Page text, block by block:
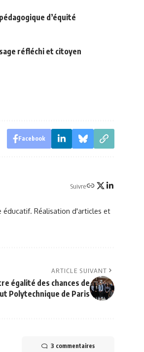
d’équité
réfléchi et citoyen
Facebook
Suivre
éducatif. Réalisation d'articles et
ARTICLE SUIVANT
égalité des chances de
Polytechnique de Paris
3 commentaires